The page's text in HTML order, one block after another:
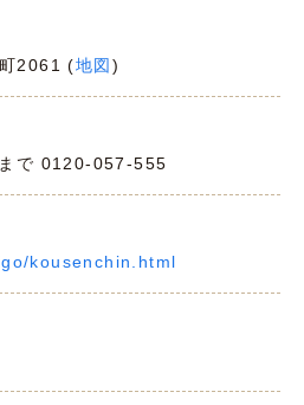
2061 (地図 )
で 0120-057-555
kousenchin.html